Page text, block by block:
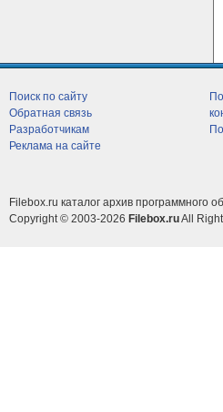
Поиск по сайту
Обратная связь
Разработчикам
Реклама на сайте
Filebox.ru каталог архив программного
Copyright © 2003-2026 Filebox.ruAll